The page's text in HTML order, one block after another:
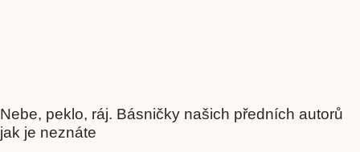
Nebe, peklo, ráj. Básničky našich předních autorů
jak je neznáte